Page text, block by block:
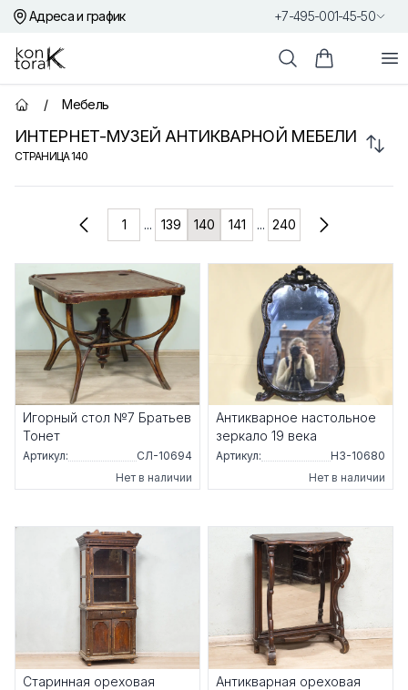
Адреса и график +7-495-001-45-50
Контора К
ПоискКорзина
Главная страница
/ Мебель
ИНТЕРНЕТ-МУЗЕЙ АНТИКВАРНОЙ МЕБЕЛИ
СТРАНИЦА140
1 ... 139 140 141 ... 240
Игорный стол №7 Братьев
Тонет
Артикул:
СЛ-10694
Нет в наличии
Антикварное настольное
зеркало 19 века
Артикул:
НЗ-10680
Нет в наличии
Старинная ореховая
Антикварная ореховая